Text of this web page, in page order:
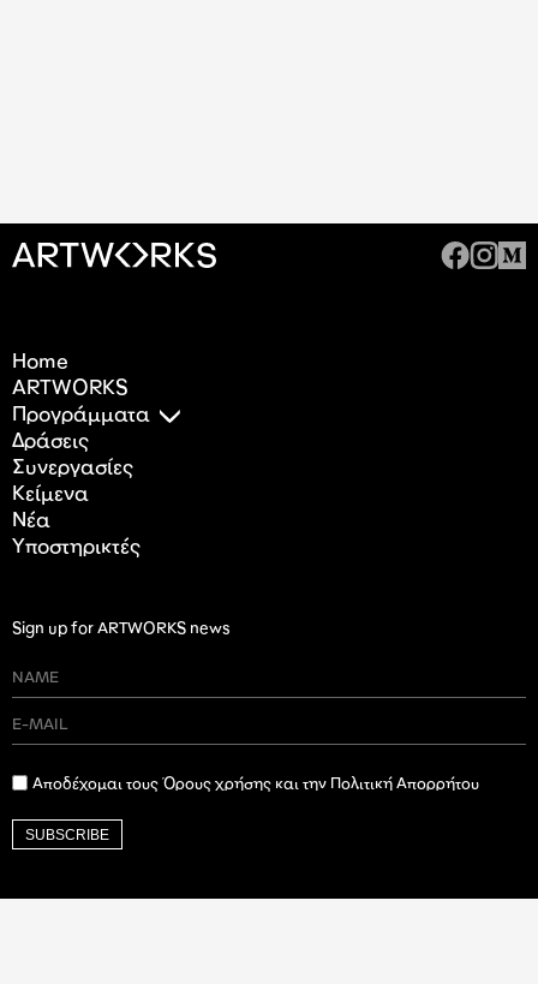
Home
ARTWORKS
Προγράμματα
Δράσεις
Συνεργασίες
Κείμενα
Nέα
Υποστηρικτές
Sign up for ARTWORKS news
Αποδέχομαι τους Όρους χρήσης και την Πολιτική Απορρήτου
SUBSCRIBE